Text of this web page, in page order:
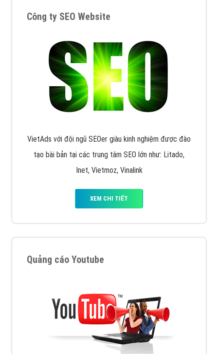
Công ty SEO Website
VietAds với đội ngũ SEOer giàu kinh nghiệm được đào
tạo bài bản tại các trung tâm SEO lớn như: Litado,
Inet, Vietmoz, Vinalink
XEM CHI TIẾT
Quảng cáo Youtube